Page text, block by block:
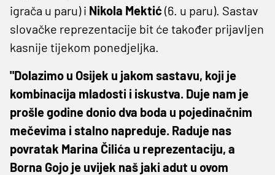
igrača u paru) i Nikola Mektić (6. u paru). Sastav
slovačke reprezentacije bit će također prijavljen
kasnije tijekom ponedjeljka.
"Dolazimo u Osijek u jakom sastavu, koji je
kombinacija mladosti i iskustva. Duje nam je
prošle godine donio dva boda u pojedinačnim
mečevima i stalno napreduje. Raduje nas
povratak Marina Čilića u reprezentaciju, a
Borna Gojo je uvijek naš jaki adut u ovom